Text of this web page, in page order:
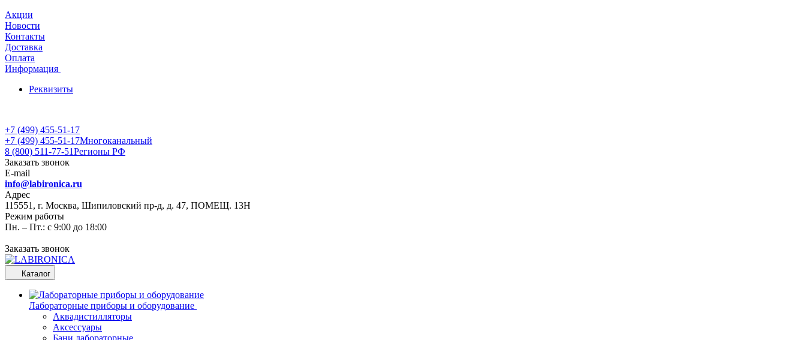
Акции
Новости
Контакты
Доставка
Оплата
Информация
Реквизиты
+7 (499) 455-51-17
+7 (499) 455-51-17Многоканальный
8 (800) 511-77-51Регионы РФ
Заказать звонок
E-mail
info@labironica.ru
Адрес
115551, г. Москва, Шипиловский пр-д, д. 47, ПОМЕЩ. 13Н
Режим работы
Пн. – Пт.: с 9:00 до 18:00
Заказать звонок
Каталог
Лабораторные приборы и оборудование
Аквадистилляторы
Аксессуары
Бани лабораторные